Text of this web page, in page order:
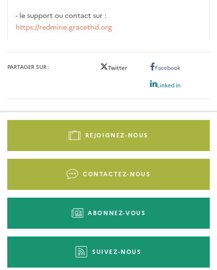
- le support ou contact sur :
https://redmine.gracethd.org
PARTAGER SUR Twitter Facebook
Linked in
Pied
-
REJOIGNEZ-NOUS
CONTACTEZ-NOUS
ABONNEZ-VOUS
SUIVEZ-NOUS